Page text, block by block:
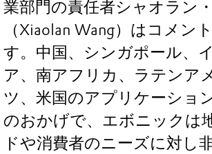
業部門の責任者シャオラン
（Xiaolan Wang）はコメン
す。中国、シンガポール、
ア、南アフリカ、ラテンア
ツ、米国のアプリケーショ
のおかげで、エボニックは
ドや消費者のニーズに対し